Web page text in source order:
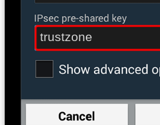
trustzone